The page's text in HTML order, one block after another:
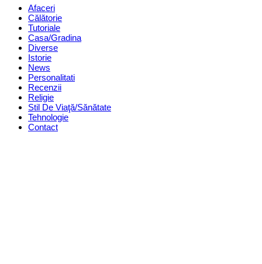
Afaceri
Călătorie
Tutoriale
Casa/Gradina
Diverse
Istorie
News
Personalitati
Recenzii
Religie
Stil De Viaţă/Sănătate
Tehnologie
Contact